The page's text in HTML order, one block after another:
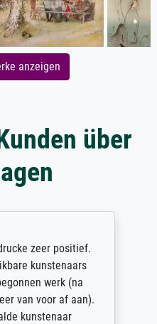
anzeigen
über
zeer positief.
kunstenaars
werk (na
van voor af aan).
kunstenaar